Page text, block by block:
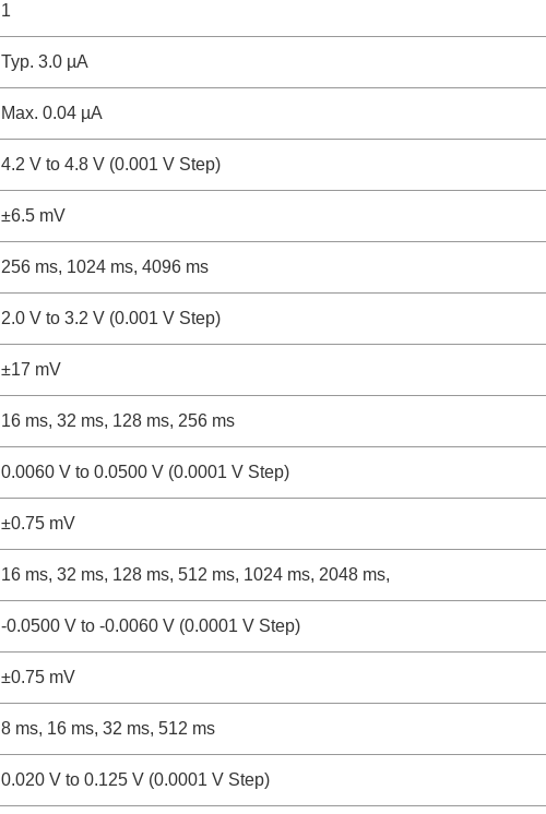
1
Typ. 3.0 µA
Max. 0.04 µA
4.2 V to 4.8 V (0.001 V Step)
±6.5 mV
256 ms, 1024 ms, 4096 ms
2.0 V to 3.2 V (0.001 V Step)
±17 mV
16 ms, 32 ms, 128 ms, 256 ms
0.0060 V to 0.0500 V (0.0001 V Step)
±0.75 mV
16 ms, 32 ms, 128 ms, 512 ms, 1024 ms, 2048 ms,
-0.0500 V to -0.0060 V (0.0001 V Step)
±0.75 mV
8 ms, 16 ms, 32 ms, 512 ms
0.020 V to 0.125 V (0.0001 V Step)